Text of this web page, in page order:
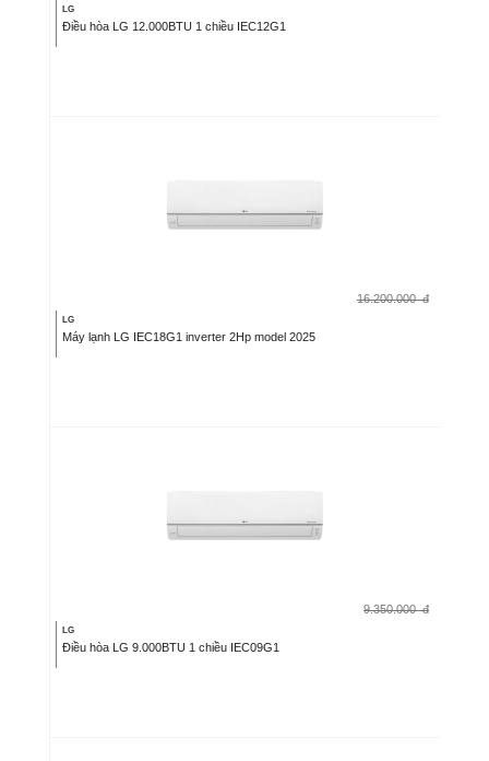
LG
Điều hòa LG 12.000BTU 1 chiều IEC12G1
16.200.000 đ
LG
Máy lạnh LG IEC18G1 inverter 2Hp model 2025
9.350.000 đ
LG
Điều hòa LG 9.000BTU 1 chiều IEC09G1